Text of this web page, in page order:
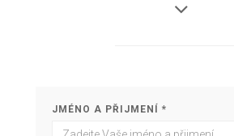
JMÉNO A PŘIJMENÍ *